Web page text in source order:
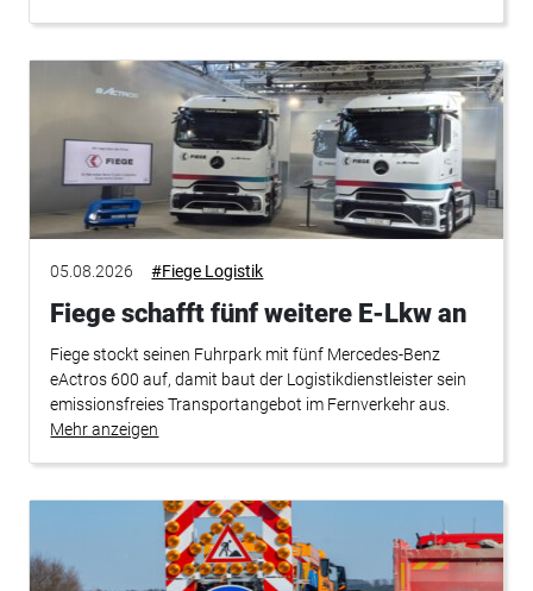
05.08.2026 #Fiege Logistik
Fiege schafft fünf weitere E-Lkw an
Fiege stockt seinen Fuhrpark mit fünf Mercedes-Benz
eActros 600 auf, damit baut der Logistikdienstleister sein
emissionsfreies Transportangebot im Fernverkehr aus.
Mehr anzeigen